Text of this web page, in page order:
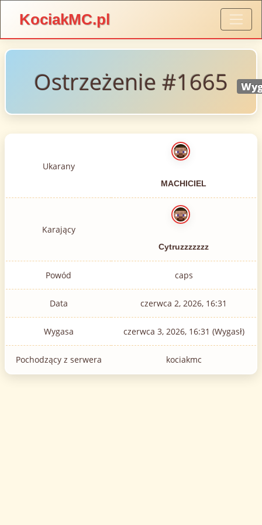
KociakMC.pl
Ostrzeżenie #1665
Ukarany
MACHICIEL
Karający
Cytruzzzzzzz
Powód caps
Data czerwca 2, 2026, 16:31
Wygasa czerwca 3, 2026, 16:31 (Wygasł)
Pochodzący z serwera kociakmc